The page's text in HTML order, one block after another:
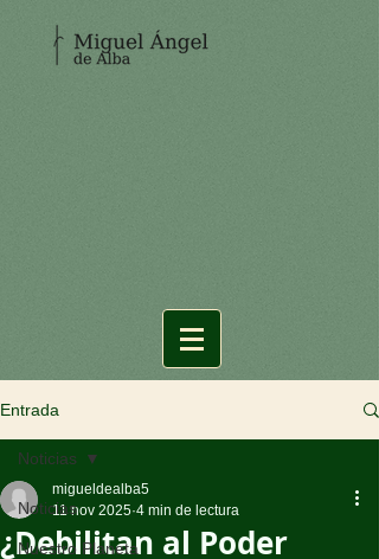
Entrada
Noticias
Nuestro Planeta
Noticias
¿Debilitan al Poder
migueldealba5
11 nov 2025 4 min de lectura